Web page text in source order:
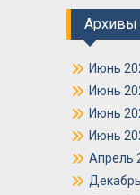
Архивы
Июнь
Июнь
Июнь
Июнь
Апрель